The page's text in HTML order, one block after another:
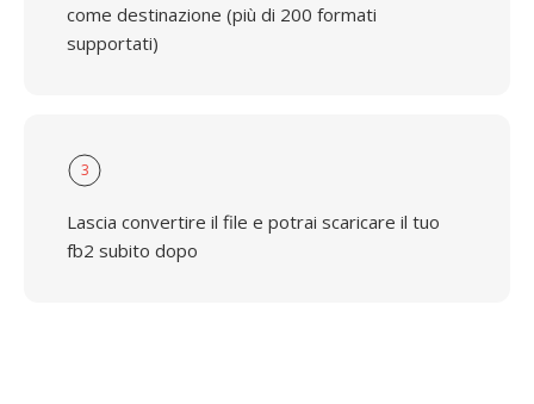
come destinazione (più di 200 formati
supportati)
3
Lascia convertire il file e potrai scaricare il tuo
fb2 subito dopo